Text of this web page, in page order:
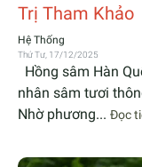
Trị Tham Khảo
Hệ Thống
Thứ Tư, 17/12/2025
Hồng sâm Hàn
nhân sâm tươi
Nhờ phương... Đọc